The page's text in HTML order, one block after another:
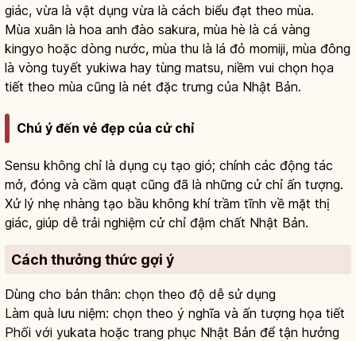
giác, vừa là vật dụng vừa là cách biểu đạt theo mùa.
Mùa xuân là hoa anh đào sakura, mùa hè là cá vàng
kingyo hoặc dòng nước, mùa thu là lá đỏ momiji, mùa đông
là vòng tuyết yukiwa hay tùng matsu, niềm vui chọn họa
tiết theo mùa cũng là nét đặc trưng của Nhật Bản.
Chú ý đến vẻ đẹp của cử chỉ
Sensu không chỉ là dụng cụ tạo gió; chính các động tác
mở, đóng và cầm quạt cũng đã là những cử chỉ ấn tượng.
Xử lý nhẹ nhàng tạo bầu không khí trầm tĩnh về mặt thị
giác, giúp dễ trải nghiệm cử chỉ đậm chất Nhật Bản.
Cách thưởng thức gợi ý
Dùng cho bản thân: chọn theo độ dễ sử dụng
Làm quà lưu niệm: chọn theo ý nghĩa và ấn tượng họa tiết
Phối với yukata hoặc trang phục Nhật Bản để tận hưởng